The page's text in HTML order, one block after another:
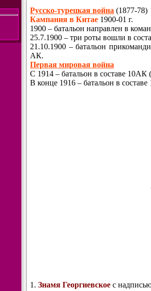
Русско-турецкая война (1877-78)
Кампания в Китае 1900-01 г.
1900 – батальон направлен в
25.7.1900 – три роты вошли в
21.10.1900 – батальон
АК.
Первая мировая война
С 1914 – батальон в составе
В конце 1916 – батальон в
1. Знамя Георгиевское с